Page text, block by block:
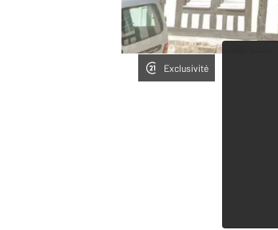
Exclusivité